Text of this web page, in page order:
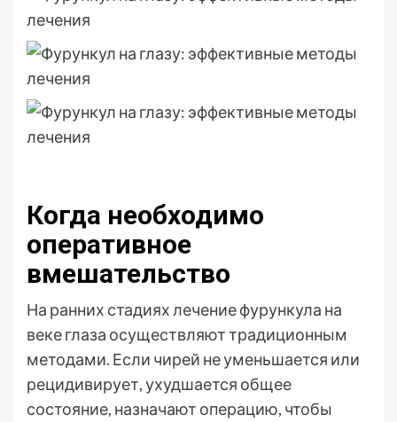
Когда необходимо
оперативное
вмешательство
На ранних стадиях лечение фурункула на
веке глаза осуществляют традиционным
методами. Если чирей не уменьшается или
рецидивирует, ухудшается общее
состояние, назначают операцию, чтобы